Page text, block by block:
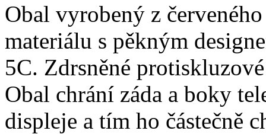
Obal vyrobený z
materiálu s pěkným
5C. Zdrsněné
Obal chrání záda a boky
displeje a tím ho částečně